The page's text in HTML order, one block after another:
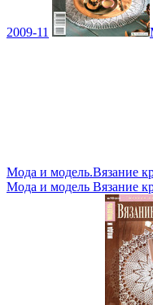
2009-11
Мода и модель.Вязание
Мода и модель Вязание